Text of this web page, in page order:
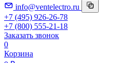
info@ventelectro.ru
+7 (495) 926-26-78
+7 (800) 555-21-18
Заказать звонок
0
Корзина